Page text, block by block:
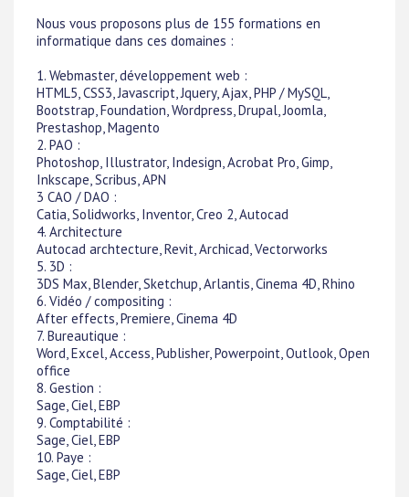
Nous vous proposons plus de 155 formations en
informatique dans ces domaines :
1. Webmaster, développement web :
HTML5, CSS3, Javascript, Jquery, Ajax, PHP / MySQL,
Bootstrap, Foundation, Wordpress, Drupal, Joomla,
Prestashop, Magento
2. PAO :
Photoshop, Illustrator, Indesign, Acrobat Pro, Gimp,
Inkscape, Scribus, APN
3 CAO / DAO :
Catia, Solidworks, Inventor, Creo 2, Autocad
4. Architecture
Autocad archtecture, Revit, Archicad, Vectorworks
5. 3D :
3DS Max, Blender, Sketchup, Arlantis, Cinema 4D, Rhino
6. Vidéo / compositing :
After effects, Premiere, Cinema 4D
7. Bureautique :
Word, Excel, Access, Publisher, Powerpoint, Outlook, Open
office
8. Gestion :
Sage, Ciel, EBP
9. Comptabilité :
Sage, Ciel, EBP
10. Paye :
Sage, Ciel, EBP